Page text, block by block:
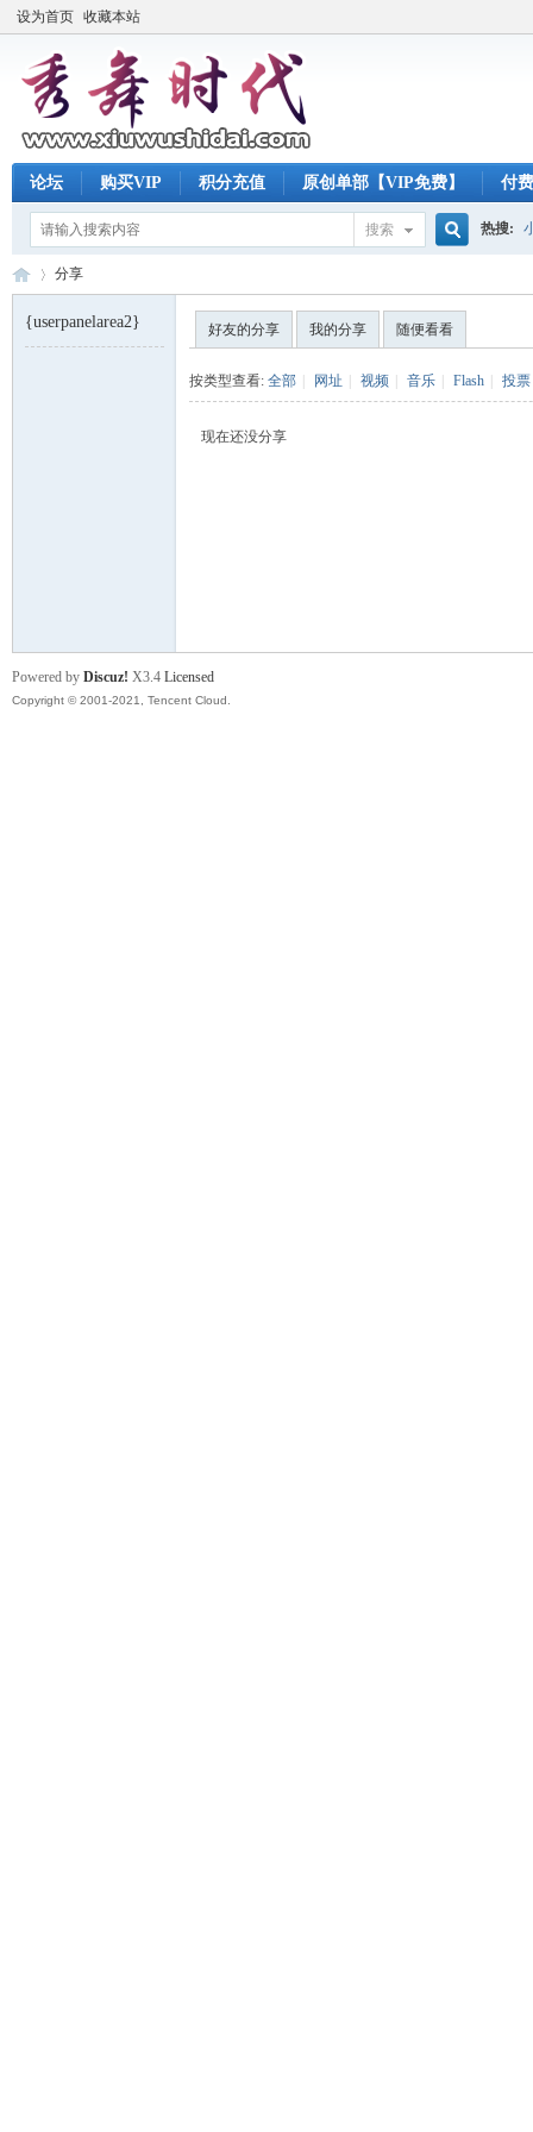
设为首页 收藏本站
论坛 购买VIP 积分充值 原创单部【VIP免费】 付
搜索 热搜:
分享
{userpanelarea2} 好友的分享 我的分享 随便看看
按类型查看: 全部 网址 视频 音乐 Flash 投票
现在还没分享
Powered by Discuz! X3.4 Licensed
Copyright © 2001-2021, Tencent Cloud.